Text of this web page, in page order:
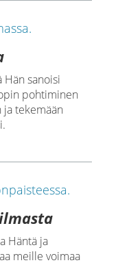
Hän sanoisi
pohtiminen
ja tekemään
Häntä ja
meille voimaa